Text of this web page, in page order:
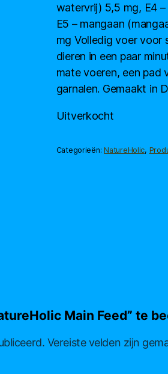
watervrij) 5,5 mg, E4
E5 – mangaan
mg Volledig voer voor
dieren in een paar
mate voeren, een pad
garnalen. Gemaakt in
Uitverkocht
Categorieën:NatureHolic,
Main Feed” te
Vereiste velden zijn